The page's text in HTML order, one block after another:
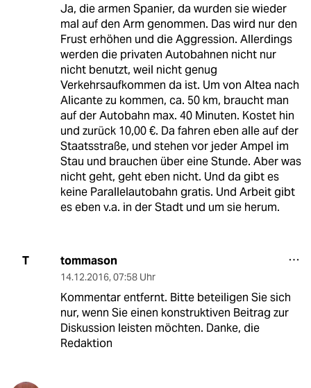
Ja, die armen Spanier, da wurden sie wieder
mal auf den Arm genommen. Das wird nur den
Frust erhöhen und die Aggression. Allerdings
werden die privaten Autobahnen nicht nur
nicht benutzt, weil nicht genug
Verkehrsaufkommen da ist. Um von Altea nach
Alicante zu kommen, ca. 50 km, braucht man
auf der Autobahn max. 40 Minuten. Kostet hin
und zurück 10,00 €. Da fahren eben alle auf der
Staatsstraße, und stehen vor jeder Ampel im
Stau und brauchen über eine Stunde. Aber was
nicht geht, geht eben nicht. Und da gibt es
keine Parallelautobahn gratis. Und Arbeit gibt
es eben v.a. in der Stadt und um sie herum.
T tommason
14.12.2016, 07:58 Uhr
Kommentar entfernt. Bitte beteiligen Sie sich
nur, wenn Sie einen konstruktiven Beitrag zur
Diskussion leisten möchten. Danke, die
Redaktion